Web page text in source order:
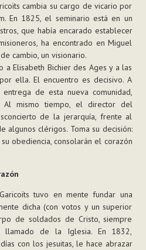
cambia su cargo de vicario por
En 1825, el seminario está en un
que había encarado establecer
ha encontrado en Miguel
cambio, un visionario.
a Elisabeth Bichier des Ages y a las
ella. El encuentro es decisivo. A
de esta nueva comunidad,
Al mismo tiempo, el director del
de la jerarquía, frente al
algunos clérigos. Toma su decisión:
obediencia, consolarán el corazón
tuvo en mente fundar una
dicha (con votos y un superior
de soldados de Cristo, siempre
llamado de la Iglesia. En 1832,
con los jesuitas, le hace abrazar